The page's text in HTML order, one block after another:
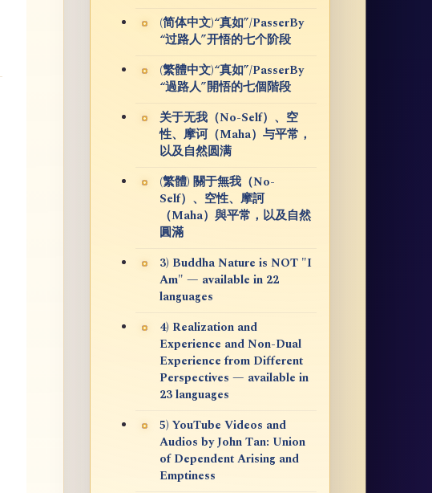
(简体中文)“真如”/PasserBy
“过路人”开悟的七个阶段
(繁體中文)“真如”/PasserBy
“過路人”開悟的七個階段
关于无我（No-Self）、空
性、摩诃（Maha）与平常，
以及自然圆满
(繁體) 關于無我（No-
Self）、空性、摩訶
（Maha）與平常，以及自然
圓滿
3) Buddha Nature is NOT "I
Am" — available in 22
languages
4) Realization and
Experience and Non-Dual
Experience from Different
Perspectives — available in
23 languages
5) YouTube Videos and
Audios by John Tan: Union
of Dependent Arising and
Emptiness